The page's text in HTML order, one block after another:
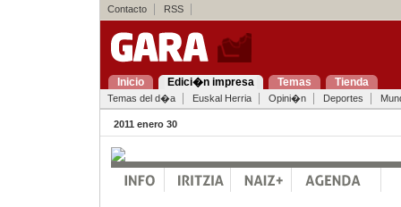
Contacto RSS
Inicio Edici�n impresa Temas Tienda
Temas del d�a Euskal Herria Opini�n Deportes
2011 enero 30